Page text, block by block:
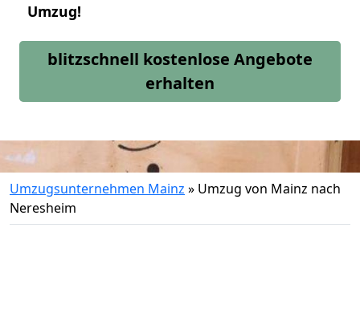
Umzug!
blitzschnell kostenlose Angebote
erhalten
Umzugsunternehmen Mainz » Umzug von Mainz nach
Neresheim